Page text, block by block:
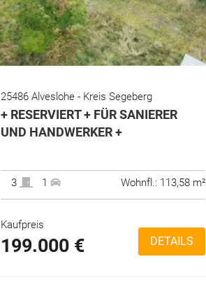
25486 Alveslohe - Kreis Segeberg
+ RESERVIERT + FÜR SANIERER
UND HANDWERKER +
3 1 Wohnfl.: 113,58 m²
Kaufpreis
199.000 € DETAILS